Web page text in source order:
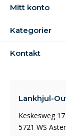
Mitt konto
Kategorier
Kontakt
Lankhjul-
Keskesweg 17
5721 WS